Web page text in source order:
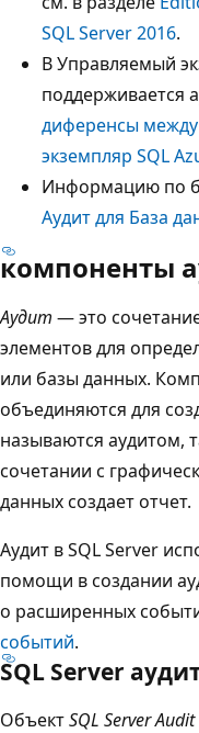
SQL Server 2016.
В Управляемый
поддерживается
диференсы
экземпляр SQL
Информацию по
Аудит для База
компоненты
Аудит — это
элементов для
или базы данных.
объединяются для
называются аудитом,
сочетании с
данных создает отчет.
Аудит в SQL Server
помощи в создании
о расширенных
событий.
SQL Server
ОбъектSQL Server Audit